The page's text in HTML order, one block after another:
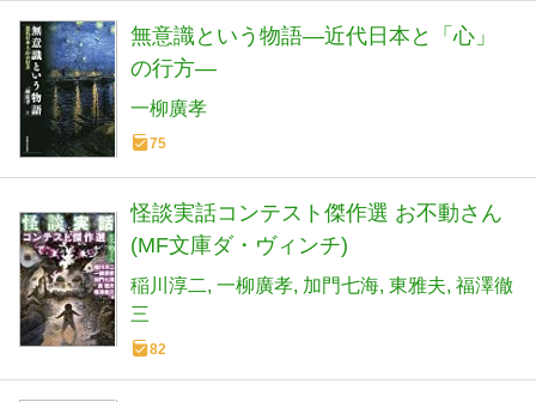
無意識という物語―近代日本と「心」
の行方―
一柳廣孝
75
怪談実話コンテスト傑作選 お不動さん
(MF文庫ダ・ヴィンチ)
稲川淳二 一柳廣孝 加門七海 東雅夫 福澤徹
三
82